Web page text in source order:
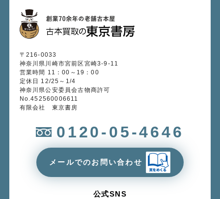
〒216-0033
神奈川県川崎市宮前区宮崎3-9-11
営業時間 11：00～19：00
定休日 12/25～1/4
神奈川県公安委員会古物商許可
No.452560006611
有限会社 東京書房
0120-05-4646
メールでのお問い合わせ
公式SNS